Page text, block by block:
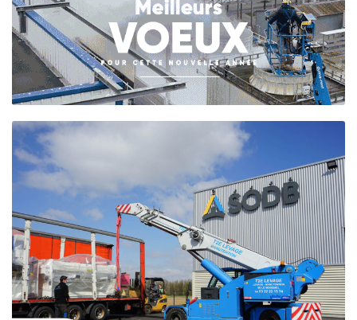
NOUVELLES
MACHINES – PRESSE
PLIEUSE ET
CISAILLE À
COMMANDES
NUMÉRIQUES